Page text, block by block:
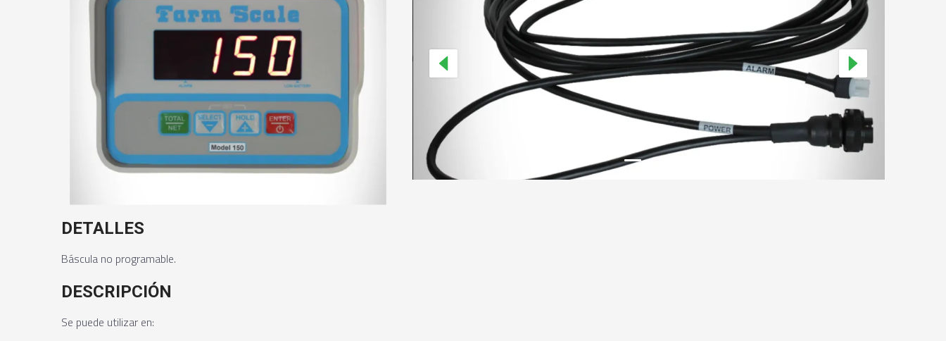
DETALLES
Báscula no programable.
DESCRIPCIÓN
Se puede utilizar en: